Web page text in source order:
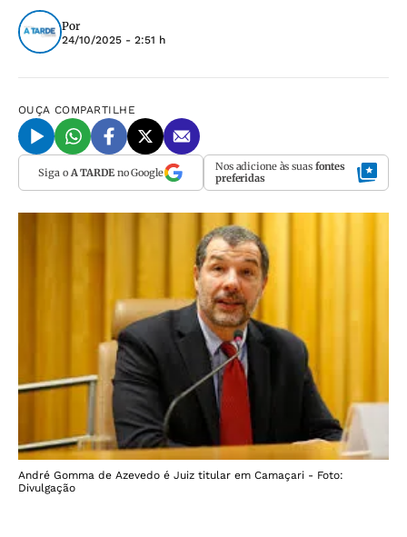
Por
24/10/2025 - 2:51 h
OUÇA COMPARTILHE
Siga o A TARDEno Google Nos adicione às suas fontes
preferidas
André Gomma de Azevedo é Juiz titular em Camaçari - Foto:
Divulgação